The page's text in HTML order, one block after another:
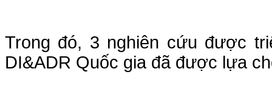
Trong đó, 3 nghiên cứu được
DI&ADR Quốc gia đã được lựa